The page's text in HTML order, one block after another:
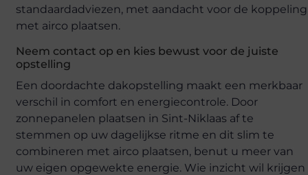
standaardadviezen, met aandacht voor de koppeling
met airco plaatsen.
Neem contact op en kies bewust voor de juiste
opstelling
Een doordachte dakopstelling maakt een merkbaar
verschil in comfort en energiecontrole. Door
zonnepanelen plaatsen in Sint-Niklaas af te
stemmen op uw dagelijkse ritme en dit slim te
combineren met airco plaatsen, benut u meer van
uw eigen opgewekte energie. Wie inzicht wil krijgen